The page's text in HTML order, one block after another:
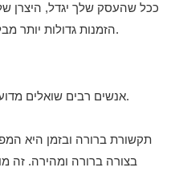
ככל שהעסק שלך יגדל, היצרן
הזמנות גדולות יותר מבלי לפגוע באיכות או לגרום לעיכובים.
אנשים רבים שואלים מדוע חשובה התקשורת עם יצרני בגדים.
תקשורת ברורה ובזמן היא
בצורה ברורה ומהירה. זה